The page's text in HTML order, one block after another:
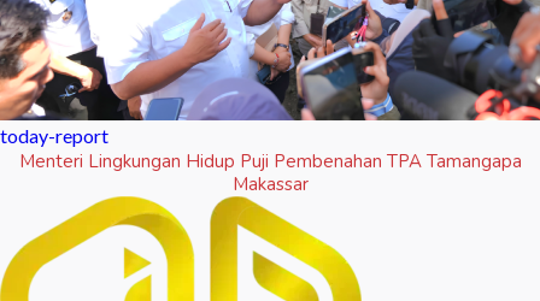
today-report
Menteri Lingkungan Hidup Puji Pembenahan TPA Tamangapa
Makassar